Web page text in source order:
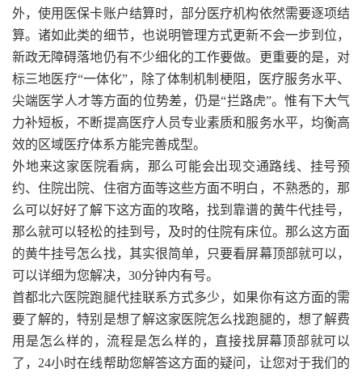
外，使用医保卡账户结算时，部分医疗机构依然需要逐项结
算。诸如此类的细节，也说明管理方式更新不会一步到位，
新政无障碍落地仍有不少细化的工作要做。更重要的是，对
标三地医疗“一体化”，除了体制机制梗阻，医疗服务水平、
尖端医学人才等方面的位势差，仍是“拦路虎”。惟有下大气
力补短板，不断提高医疗人员专业素质和服务水平，均衡高
效的区域医疗体系方能完善成型。
外地来这家医院看病，那么可能会出现交通路线、挂号预
约、住院出院、住宿方面等这些方面不明白，不熟悉的，那
么可以好好了解下这方面的攻略，找到靠谱的黄牛代挂号，
那么就可以轻松的挂到号，及时的住院有床位。那么这方面
的黄牛挂号怎么找，其实很简单，只要看屏幕顶部就可以，
可以详细为您解决，30分钟内有号。
首都北六医院跑腿代挂联系方式多少，如果你有这方面的需
要了解的，特别是想了解这家医院怎么找跑腿的，想了解费
用是怎么样的，流程是怎么样的，直接找屏幕顶部就可以
了，24小时在线帮助您解答这方面的疑问，让您对于我们的